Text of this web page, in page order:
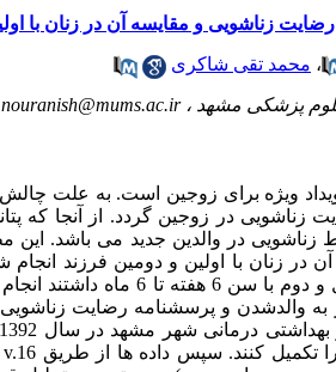
زناشویی و مقایسه آن در زنان با
، محمد تقی شاکری
علوم پزشکی مشهد ،nouranish@mums.ac.ir
ویژه برای زوجین است. به علت
در زوجین گردد. از آنجا که
زناشویی در والدین جدید می باشد.
گروه 60 نفری) از مادرانی که